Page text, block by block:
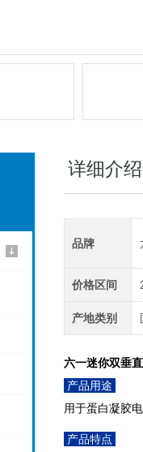
详细介绍
品牌
价格区间
产地类别
六一迷你双垂
产品用途
用于蛋白凝胶
产品特点